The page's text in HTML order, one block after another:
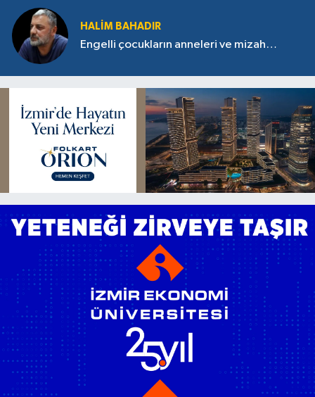
HALIM BAHADIR
Engelli çocukların anneleri ve mizah…